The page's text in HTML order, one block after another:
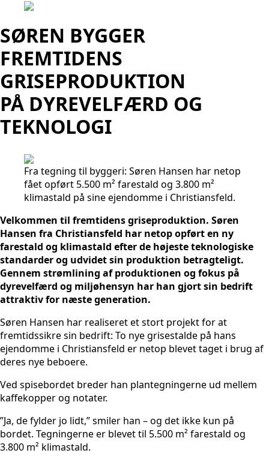
SØREN BYGGER
FREMTIDENS
GRISEPRODUKTION
PÅ DYREVELFÆRD OG
TEKNOLOGI
Fra tegning til byggeri: Søren Hansen har netop
fået opført 5.500 m² farestald og 3.800 m²
klimastald på sine ejendomme i Christiansfeld.
Velkommen til fremtidens griseproduktion. Søren
Hansen fra Christiansfeld har netop opført en ny
farestald og klimastald efter de højeste teknologiske
standarder og udvidet sin produktion betragteligt.
Gennem strømlining af produktionen og fokus på
dyrevelfærd og miljøhensyn har han gjort sin bedrift
attraktiv for næste generation.
Søren Hansen har realiseret et stort projekt for at
fremtidssikre sin bedrift: To nye grisestalde på hans
ejendomme i Christiansfeld er netop blevet taget i brug af
deres nye beboere.
Ved spisebordet breder han plantegningerne ud mellem
kaffekopper og notater.
”Ja, de fylder jo lidt,” smiler han – og det ikke kun på
bordet. Tegningerne er blevet til 5.500 m² farestald og
3.800 m² klimastald.